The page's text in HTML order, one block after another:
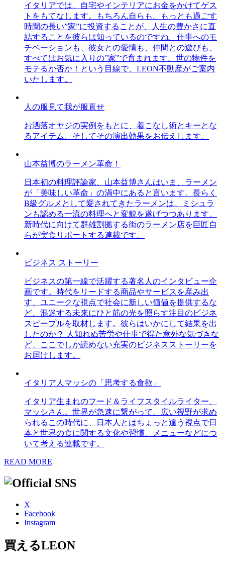
イタリアでは、自宅やインテリアにお金をかけてゲス
トをもてなします。もちろん自らも。もっとも過ごす
時間の長い”家”に投資することが、人生の豊かさに直
結することを彼らは知っているのですね。仕事へのモ
チベーションも、彼女との愛情も、仲間との遊びも、
すべてはお気に入りの”家”で育まれます。世の物件を
モテるか否か！という目線で、LEON不動産がご案内
いたします。
人の服見て我が服直せ
お洒落オヤジの実例をもとに、着こなし術とキーとな
るアイテム、そしてその演出効果をお伝えします。
山本益博のラーメン革命！
日本初の料理評論家、山本益博さんはいま、ラーメン
が「美味しい革命」の渦中にあると言います。長らく
B級グルメとして愛されてきたラーメンは、ミシュラ
ンも認める一流の料理へと変貌を遂げつつあります。
新時代に向けて群雄割拠する街のラーメン店を巨匠自
らが実食リポートする連載です。
ビジネス ストーリー
ビジネスの第一線で活躍する著名人のインタビュー企
画です。時代をリードする商品やサービスを産み出
す、ユニークな視点で社会に新しい価値を提供するな
ど、混迷する未来にひと筋の光を照らす注目のビジネ
スピープルを取材します。彼らはいかにして結果を出
したのか？ 人知れぬ苦労や仕事で得た意外な気づきな
ど、ここでしか読めない充実のビジネスストーリーを
お届けします。
イタリア人マッシの「思考する食欲」
イタリア生まれのフード＆ライフスタイルライター、
マッシさん。世界が急速に繋がって、広い視野が求め
られるこの時代に、日本人とはちょっと違う視点で日
本と世界の食に関する文化や習慣、メニューなどにつ
いて考える連載です。
READ MORE
X
Facebook
Instagram
買えるLEON